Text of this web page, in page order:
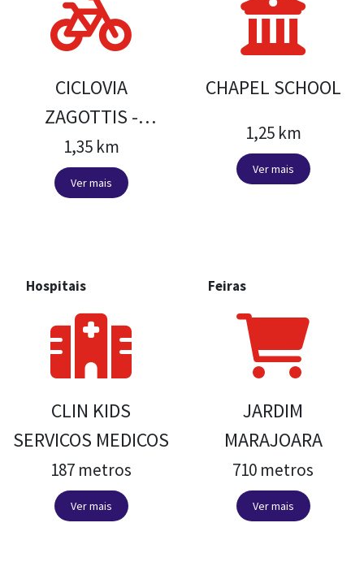
CICLOVIA
ZAGOTTIS -
OCTALES
1,35 km
Ver mais
CHAPEL SCHOOL
1,25 km
Ver mais
Hospitais
CLIN KIDS
SERVICOS MEDICOS
187 metros
Ver mais
Feiras
JARDIM
MARAJOARA
710 metros
Ver mais